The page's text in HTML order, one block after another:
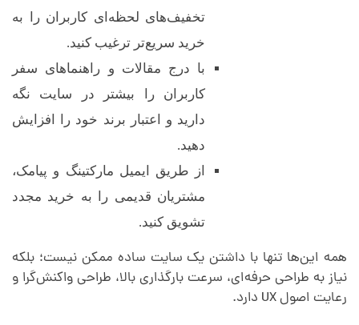
تخفیف‌های لحظه‌ای کاربران را به
خرید سریع‌تر ترغیب کنید.
با درج مقالات و راهنماهای سفر
کاربران را بیشتر در سایت نگه
دارید و اعتبار برند خود را افزایش
دهید.
از طریق ایمیل مارکتینگ و پیامک،
مشتریان قدیمی را به خرید مجدد
تشویق کنید.
همه این‌ها تنها با داشتن یک سایت ساده ممکن نیست؛ بلکه
نیاز به طراحی حرفه‌ای، سرعت بارگذاری بالا، طراحی واکنش‌گرا و
رعایت اصول UX دارد.